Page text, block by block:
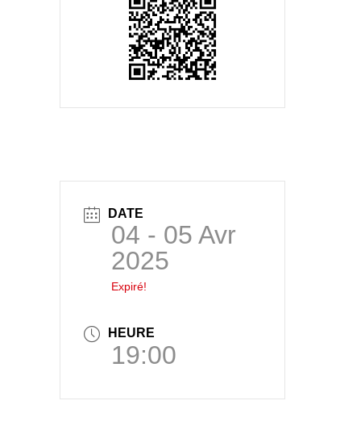
DATE
04 - 05 Avr
2025
Expiré!
HEURE
19:00